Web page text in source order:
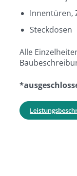
Innentüren,
Steckdosen
Alle